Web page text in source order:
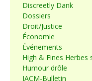
Discreetly Dank
Dossiers
Droit/Justice
Économie
Événements
High & Fines Herbes
Humour drôle
IACM-Bulletin